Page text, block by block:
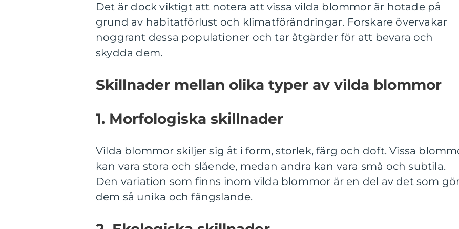
Det är dock viktigt att notera att vissa vilda blommor är hotade på
grund av habitatförlust och klimatförändringar. Forskare övervakar
noggrant dessa populationer och tar åtgärder för att bevara och
skydda dem.
Skillnader mellan olika typer av vilda blommor
1. Morfologiska skillnader
Vilda blommor skiljer sig åt i form, storlek, färg och doft. Vissa
kan vara stora och slående, medan andra kan vara små och subtila.
Den variation som finns inom vilda blommor är en del av det som
dem så unika och fängslande.